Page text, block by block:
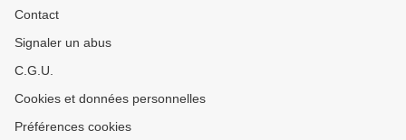
Contact
Signaler un abus
C.G.U.
Cookies et données personnelles
Préférences cookies